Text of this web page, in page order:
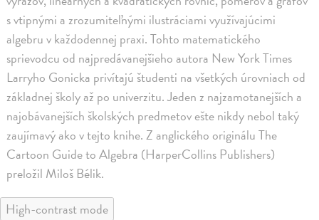
s vtipnými a zrozumiteľnými ilustráciami využívajúcimi
algebru v každodennej praxi. Tohto matematického
sprievodcu od najpredávanejšieho autora New York Times
Larryho Gonicka privítajú študenti na všetkých úrovniach od
základnej školy až po univerzitu. Jeden z najzamotanejších a
najobávanejších školských predmetov ešte nikdy nebol taký
zaujímavý ako v tejto knihe. Z anglického originálu The
Cartoon Guide to Algebra (HarperCollins Publishers)
preložil Miloš Bélik.
High-contrast mode